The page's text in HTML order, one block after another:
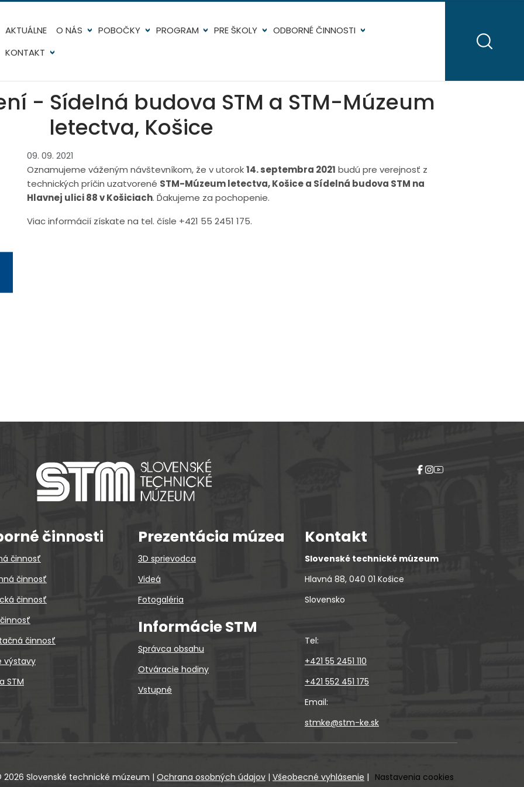
AKTUÁLNE O NÁS POBOČKY PROGRAM PRE ŠKOLY
ODBORNÉ ČINNOSTI
KONTAKT
- Sídelná budova STM a STM-Múzeum
letectva, Košice
09. 09. 2021
Oznamujeme váženým návštevníkom, že v utorok14. septembra 2021 budú pre verejnosť z
technických príčin uzatvorené STM-Múzeum letectva, Košice a Sídelná budova STM na
Hlavnej ulici 88 v Košiciach. Ďakujeme za pochopenie.
Viac informácií získate na tel. čísle +421 55 2451 175.
činnosti
činnosť
činnosť
činnosť
činnosť
výstavy
STM
Prezentácia múzea
3D sprievodca
Videá
Fotogaléria
Informácie STM
Správca obsahu
Otváracie hodiny
Vstupné
Kontakt
Slovenské technické múzeum
Hlavná 88, 040 01 Košice
Slovensko
Tel:
+421 55 2451 110
+421 552 451 175
Email:
stmke@stm-ke.sk
2026 Slovenské technické múzeum | Ochrana osobných údajov | Všeobecné vyhlásenie | Nastavenia cookies